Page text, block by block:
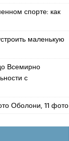
спорте: как
маленькую
Всемирно
с
Оболони, 11 фото